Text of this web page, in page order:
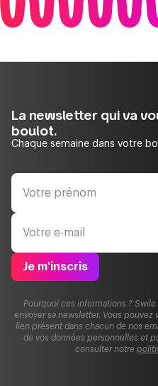
La newsletter qui va
boulot.
Chaque semaine dans votre
Je m'inscris
Pourquoi ces informations ?
envoyer sa newsletter. Vous
lien présent dans chacun de nos
de vos données personnelles et
consulter notre